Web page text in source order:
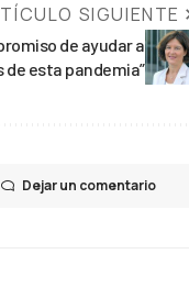
SIGUIENTE
de ayudar a
esta pandemia”
Dejar un comentario